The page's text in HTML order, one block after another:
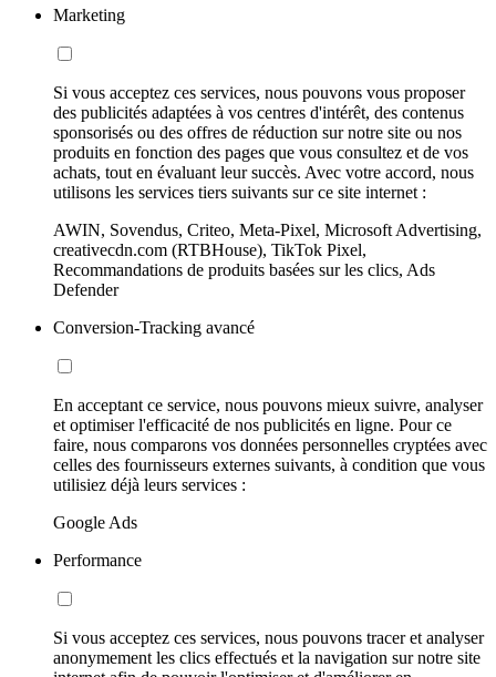
Marketing
Si vous acceptez ces services, nous pouvons vous proposer
des publicités adaptées à vos centres d'intérêt, des contenus
sponsorisés ou des offres de réduction sur notre site ou nos
produits en fonction des pages que vous consultez et de vos
achats, tout en évaluant leur succès. Avec votre accord, nous
utilisons les services tiers suivants sur ce site internet :
AWIN, Sovendus, Criteo, Meta-Pixel, Microsoft Advertising,
creativecdn.com (RTBHouse), TikTok Pixel,
Recommandations de produits basées sur les clics, Ads
Defender
Conversion-Tracking avancé
En acceptant ce service, nous pouvons mieux suivre, analyser
et optimiser l'efficacité de nos publicités en ligne. Pour ce
faire, nous comparons vos données personnelles cryptées avec
celles des fournisseurs externes suivants, à condition que vous
utilisiez déjà leurs services :
Google Ads
Performance
Si vous acceptez ces services, nous pouvons tracer et analyser
anonymement les clics effectués et la navigation sur notre site